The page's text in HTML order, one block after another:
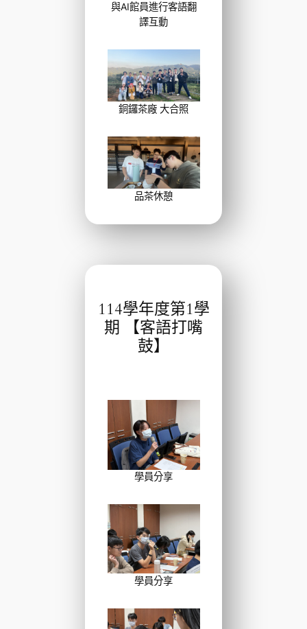
與AI館員進行客語翻
譯互動
銅鑼茶廠 大合照
品茶休憩
114學年度第1學
期 【客語打嘴
鼓】
學員分享
學員分享